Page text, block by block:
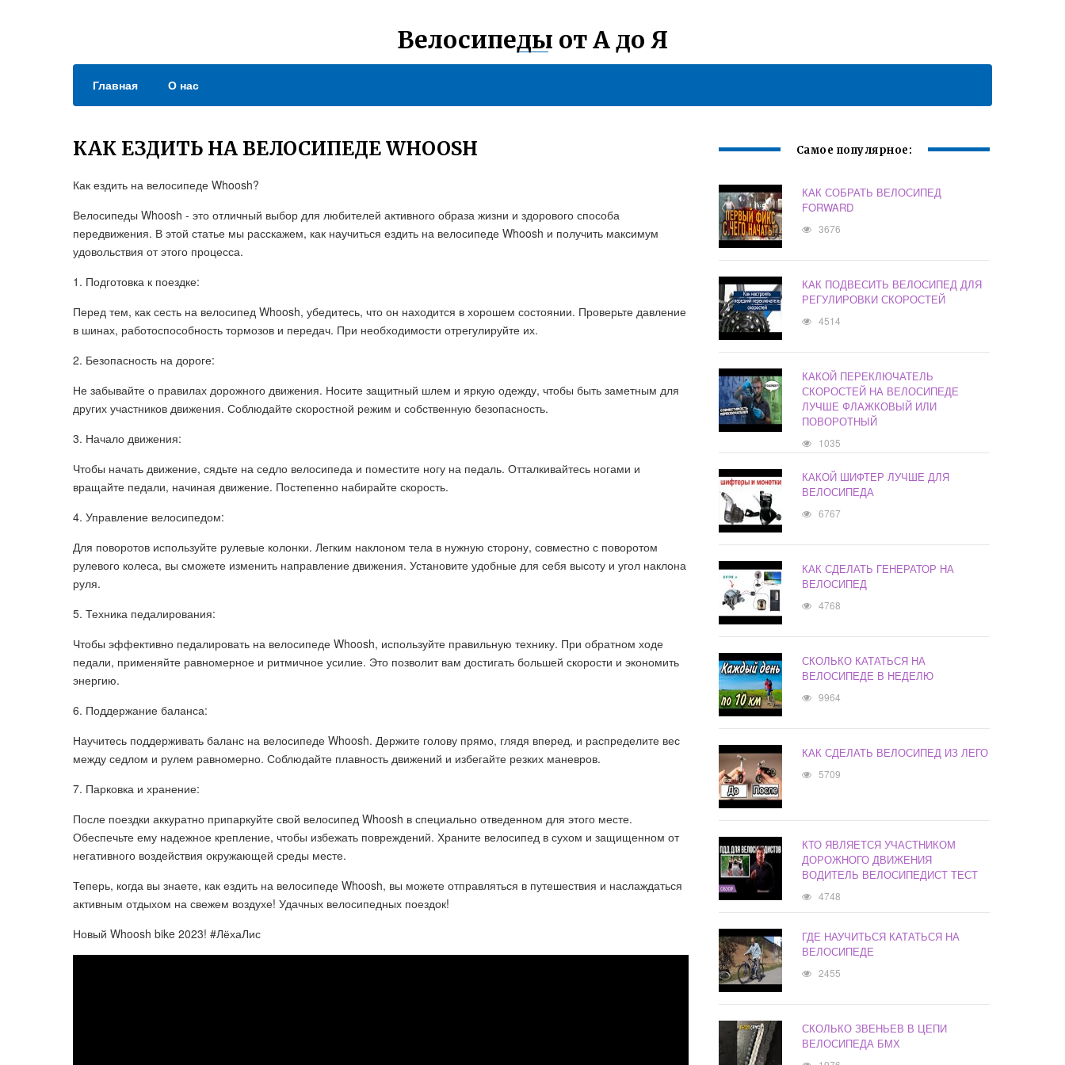
Велосипеды от А до Я
Главная О нас
КАК ЕЗДИТЬ НА ВЕЛОСИПЕДЕ WHOOSH
Как ездить на велосипеде Whoosh?
Велосипеды Whoosh - это отличный выбор для любителей активного образа жизни и здорового способа
передвижения. В этой статье мы расскажем, как научиться ездить на велосипеде Whoosh и получить максимум
удовольствия от этого процесса.
1. Подготовка к поездке:
Перед тем, как сесть на велосипед Whoosh, убедитесь, что он находится в хорошем состоянии. Проверьте давление
в шинах, работоспособность тормозов и передач. При необходимости отрегулируйте их.
2. Безопасность на дороге:
Не забывайте о правилах дорожного движения. Носите защитный шлем и яркую одежду, чтобы быть заметным для
других участников движения. Соблюдайте скоростной режим и собственную безопасность.
3. Начало движения:
Чтобы начать движение, сядьте на седло велосипеда и поместите ногу на педаль. Отталкивайтесь ногами и
вращайте педали, начиная движение. Постепенно набирайте скорость.
4. Управление велосипедом:
Для поворотов используйте рулевые колонки. Легким наклоном тела в нужную сторону, совместно с поворотом
рулевого колеса, вы сможете изменить направление движения. Установите удобные для себя высоту и угол наклона
руля.
5. Техника педалирования:
Чтобы эффективно педалировать на велосипеде Whoosh, используйте правильную технику. При обратном ходе
педали, применяйте равномерное и ритмичное усилие. Это позволит вам достигать большей скорости и экономить
энергию.
6. Поддержание баланса:
Научитесь поддерживать баланс на велосипеде Whoosh. Держите голову прямо, глядя вперед, и распределите вес
между седлом и рулем равномерно. Соблюдайте плавность движений и избегайте резких маневров.
7. Парковка и хранение:
После поездки аккуратно припаркуйте свой велосипед Whoosh в специально отведенном для этого месте.
Обеспечьте ему надежное крепление, чтобы избежать повреждений. Храните велосипед в сухом и защищенном от
негативного воздействия окружающей среды месте.
Теперь, когда вы знаете, как ездить на велосипеде Whoosh, вы можете отправляться в путешествия и наслаждаться
активным отдыхом на свежем воздухе! Удачных велосипедных поездок!
Новый Whoosh bike 2023! #ЛёхаЛис
Самое популярное:
КАК СОБРАТЬ ВЕЛОСИПЕД
FORWARD
3676
КАК ПОДВЕСИТЬ ВЕЛОСИПЕД ДЛЯ
РЕГУЛИРОВКИ СКОРОСТЕЙ
4514
КАКОЙ ПЕРЕКЛЮЧАТЕЛЬ
СКОРОСТЕЙ НА ВЕЛОСИПЕДЕ
ЛУЧШЕ ФЛАЖКОВЫЙ ИЛИ
ПОВОРОТНЫЙ
1035
КАКОЙ ШИФТЕР ЛУЧШЕ ДЛЯ
ВЕЛОСИПЕДА
6767
КАК СДЕЛАТЬ ГЕНЕРАТОР НА
ВЕЛОСИПЕД
4768
СКОЛЬКО КАТАТЬСЯ НА
ВЕЛОСИПЕДЕ В НЕДЕЛЮ
9964
КАК СДЕЛАТЬ ВЕЛОСИПЕД ИЗ ЛЕГО
5709
КТО ЯВЛЯЕТСЯ УЧАСТНИКОМ
ДОРОЖНОГО ДВИЖЕНИЯ
ВОДИТЕЛЬ ВЕЛОСИПЕДИСТ ТЕСТ
4748
ГДЕ НАУЧИТЬСЯ КАТАТЬСЯ НА
ВЕЛОСИПЕДЕ
2455
СКОЛЬКО ЗВЕНЬЕВ В ЦЕПИ
ВЕЛОСИПЕДА БМХ